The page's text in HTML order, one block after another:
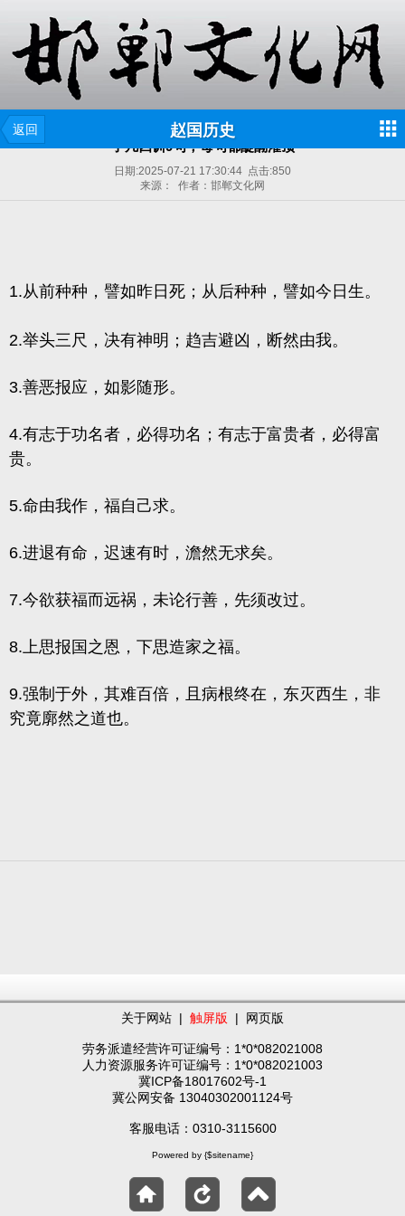
返回 赵国历史
了凡四训9句，每句都醍醐灌顶
日期:2025-07-21 17:30:44 点击:850
来源： 作者：邯郸文化网
1.从前种种，譬如昨日死；从后种种，譬如今日生。
2.举头三尺，决有神明；趋吉避凶，断然由我。
3.善恶报应，如影随形。
4.有志于功名者，必得功名；有志于富贵者，必得富
贵。
5.命由我作，福自己求。
6.进退有命，迟速有时，澹然无求矣。
7.今欲获福而远祸，未论行善，先须改过。
8.上思报国之恩，下思造家之福。
9.强制于外，其难百倍，且病根终在，东灭西生，非
究竟廓然之道也。
关于网站 | 触屏版 | 网页版
劳务派遣经营许可证编号：1*0*082021008
人力资源服务许可证编号：1*0*082021003
冀ICP备18017602号-1
冀公网安备 13040302001124号
客服电话：0310-3115600
Powered by {$sitename}